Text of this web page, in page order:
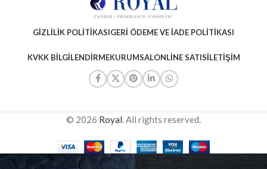
GIZLILIK POLITIKASIGERI ÖDEME VE İADE POLITIKASI
KVKK BILGILENDIRMEKURUMSALONLINE SATISİLETIŞIM
© 2026 Royal. All rights reserved.